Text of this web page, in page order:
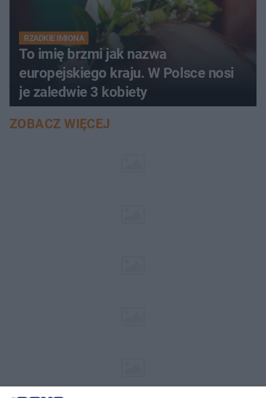
RZADKIE IMIONA
To imię brzmi jak nazwa
europejskiego kraju. W Polsce nosi
je zaledwie 3 kobiety
ZOBACZ WIĘCEJ